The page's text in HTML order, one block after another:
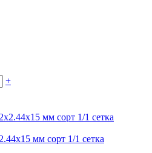
+
мм сорт 1/1 сетка